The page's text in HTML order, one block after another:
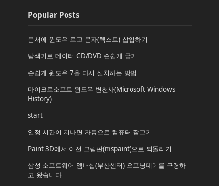
Popular Posts
문서에 윈도우 로고 문자(텍스트) 삽입하기
탐색기로 데이터 CD/DVD 손쉽게 굽기
손쉽게 윈도우 7을 다시 설치하는 방법
마이크로소프트 윈도우 변천사(Microsoft Windows
History)
start
일정 시간이 지나면 자동으로 컴퓨터 잠그기
Paint 3D에서 이전 그림판(mspaint)으로 되돌리기
삼성 소프트웨어 멤버십(부산센터) 오프닝데이를 구경하
고 왔습니다